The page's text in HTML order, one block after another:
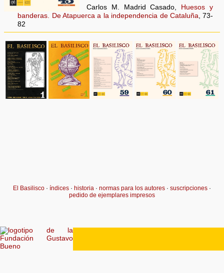
Carlos M. Madrid Casado,
Huesos y
banderas. De Atapuerca a la independencia de Cataluña, 73-
82
El Basilisco · índices · historia · normas para los autores · suscripciones ·
pedido de ejemplares impresos